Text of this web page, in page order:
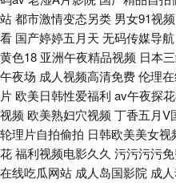
站都市激情变态另类 男女91视频
看 国产婷婷五月天 无码传媒导航
黄色18 亚洲午夜精品视频 日本
午夜场 成人视频高清免费伦理
片 欧美日韩性爱福利 av午夜探
视频 欧美熟妇穴视频 丁香五月V
轮理片自拍偷拍 日韩欧美美女视
花福利视频电影久久 污污污污
在线吃瓜网站 成人岛国影院 成